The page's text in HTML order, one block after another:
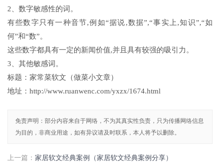
2、数字敏感性的词。
有些数字只有一种音节,例如“据说,数据”,“事实上,知识”,“如
何”和“数”。
这些数字都具有一定的新闻价值,并且具有较强的吸引力。
3、其他敏感词。
标题：家常菜软文（做菜小文章）
地址：http://www.ruanwenc.com/yxzx/1674.html
免责声明：部分内容来自于网络，不为其真实性负责，只为传播网络信息
为目的，非商业用途，如有异议请及时联系，本人将予以删除。
上一篇： 家居软文经典案例（家居软文经典案例分享）